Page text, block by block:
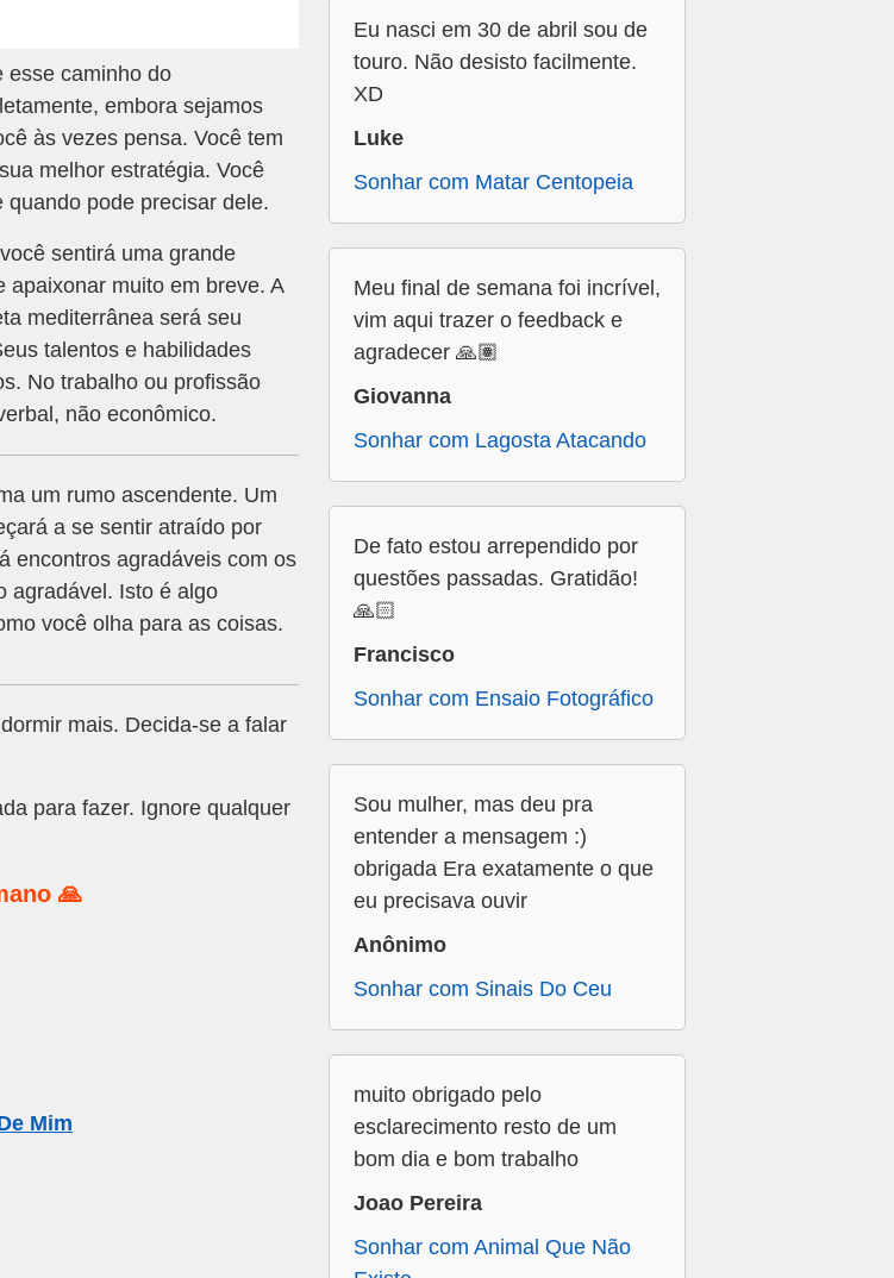
esse caminho do
embora sejamos
às vezes pensa. Você tem
melhor estratégia. Você
pode precisar dele.
sentirá uma grande
muito em breve. A
mediterrânea será seu
talentos e habilidades
No trabalho ou profissão
não econômico.
um rumo ascendente. Um
a se sentir atraído por
encontros agradáveis com os
agradável. Isto é algo
você olha para as coisas.
mais. Decida-se a falar
para fazer. Ignore qualquer
🙏
Mim
Eu nasci em 30 de abril sou de
touro. Não desisto facilmente.
XD
Luke
Sonhar com Matar Centopeia
Meu final de semana foi incrível,
vim aqui trazer o feedback e
agradecer 🙏🏽
Giovanna
Sonhar com Lagosta Atacando
De fato estou arrependido por
questões passadas. Gratidão!
🙏🏻
Francisco
Sonhar com Ensaio Fotográfico
Sou mulher, mas deu pra
entender a mensagem :)
obrigada Era exatamente o que
eu precisava ouvir
Anônimo
Sonhar com Sinais Do Ceu
muito obrigado pelo
esclarecimento resto de um
bom dia e bom trabalho
Joao Pereira
Sonhar com Animal Que Não